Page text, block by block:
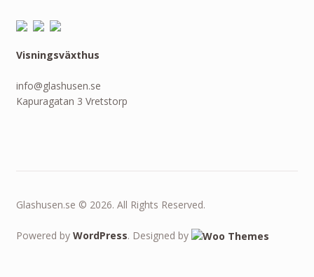
Visningsväxthus
info@glashusen.se
Kapuragatan 3 Vretstorp
Glashusen.se © 2026. All Rights Reserved.
Powered by WordPress. Designed by